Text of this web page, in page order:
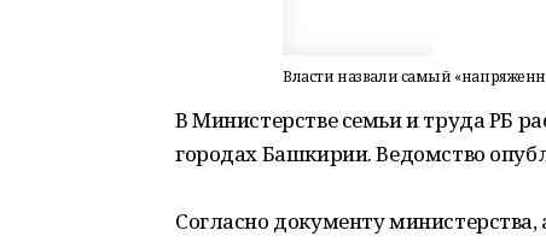
Власти назвали самый
В Министерстве семьи и труда РБ
городах Башкирии. Ведомство
Согласно документу